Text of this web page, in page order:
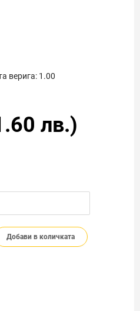
верига: 1.00
лв.)
Добави в количката